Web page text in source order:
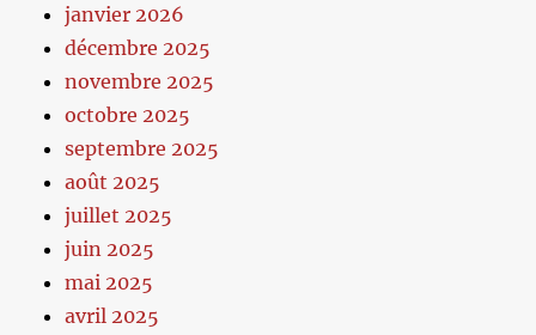
janvier 2026
décembre 2025
novembre 2025
octobre 2025
septembre 2025
août 2025
juillet 2025
juin 2025
mai 2025
avril 2025